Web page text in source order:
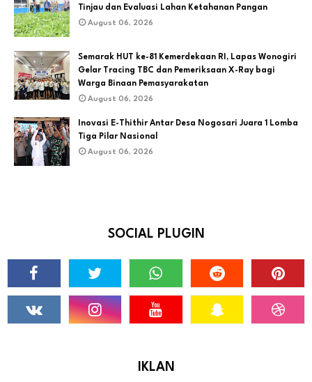
Tinjau dan Evaluasi Lahan Ketahanan Pangan
August 06, 2026
Semarak HUT ke-81 Kemerdekaan RI, Lapas Wonogiri
Gelar Tracing TBC dan Pemeriksaan X-Ray bagi
Warga Binaan Pemasyarakatan
August 06, 2026
Inovasi E-Thithir Antar Desa Nogosari Juara 1 Lomba
Tiga Pilar Nasional
August 06, 2026
SOCIAL PLUGIN
IKLAN